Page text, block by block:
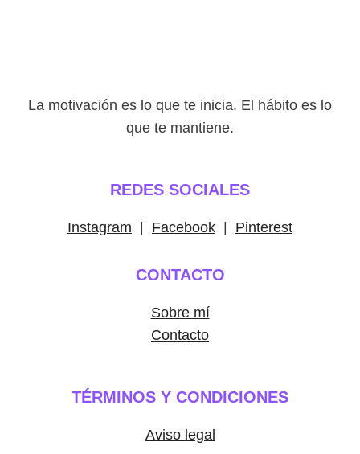
La motivación es lo que te inicia. El hábito es lo
que te mantiene.
REDES SOCIALES
Instagram Facebook Pinterest
CONTACTO
Sobre mí
Contacto
TÉRMINOS Y CONDICIONES
Aviso legal